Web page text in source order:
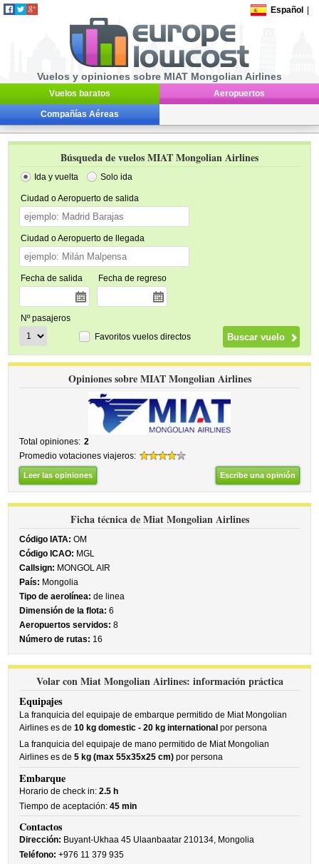
Español
Vuelos y opiniones sobre MIAT Mongolian Airlines
Vuelos baratos Aeropuertos
Compañías Aéreas
Búsqueda de vuelos MIAT Mongolian Airlines
Ida y vuelta Solo ida
Ciudad o Aeropuerto de salida
Ciudad o Aeropuerto de llegada
Fecha de salida Fecha de regreso
Nº pasajeros
Favoritos vuelos directos
Opiniones sobre MIAT Mongolian Airlines
Total opiniones: 2
Promedio votaciones viajeros:
Leer las opiniones Escribe una opinión
Ficha técnica de Miat Mongolian Airlines
Código IATA: OM
Código ICAO: MGL
Callsign: MONGOL AIR
País: Mongolia
Tipo de aerolínea: de linea
Dimensión de la flota: 6
Aeropuertos servidos: 8
Número de rutas: 16
Volar con Miat Mongolian Airlines: información práctica
Equipajes
La franquicia del equipaje de embarque permitido de Miat Mongolian
Airlines es de10 kg domestic - 20 kg international por persona
La franquicia del equipaje de mano permitido de Miat Mongolian
Airlines es de5 kg (max 55x35x25 cm) por persona
Embarque
Horario de check in:2.5 h
Tiempo de aceptación:45 min
Contactos
Dirección: Buyant-Ukhaa 45 Ulaanbaatar 210134, Mongolia
Teléfono: +976 11 379 935